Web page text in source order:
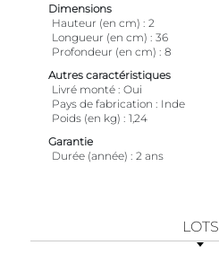
Dimensions
Hauteur (en cm)
2
Longueur (en cm)
36
Profondeur (en cm)
8
Autres caractéristiques
Livré monté Oui
Pays de fabrication
Inde
Poids (en kg)
1,24
Garantie
Durée (année)
2 ans
LOTS